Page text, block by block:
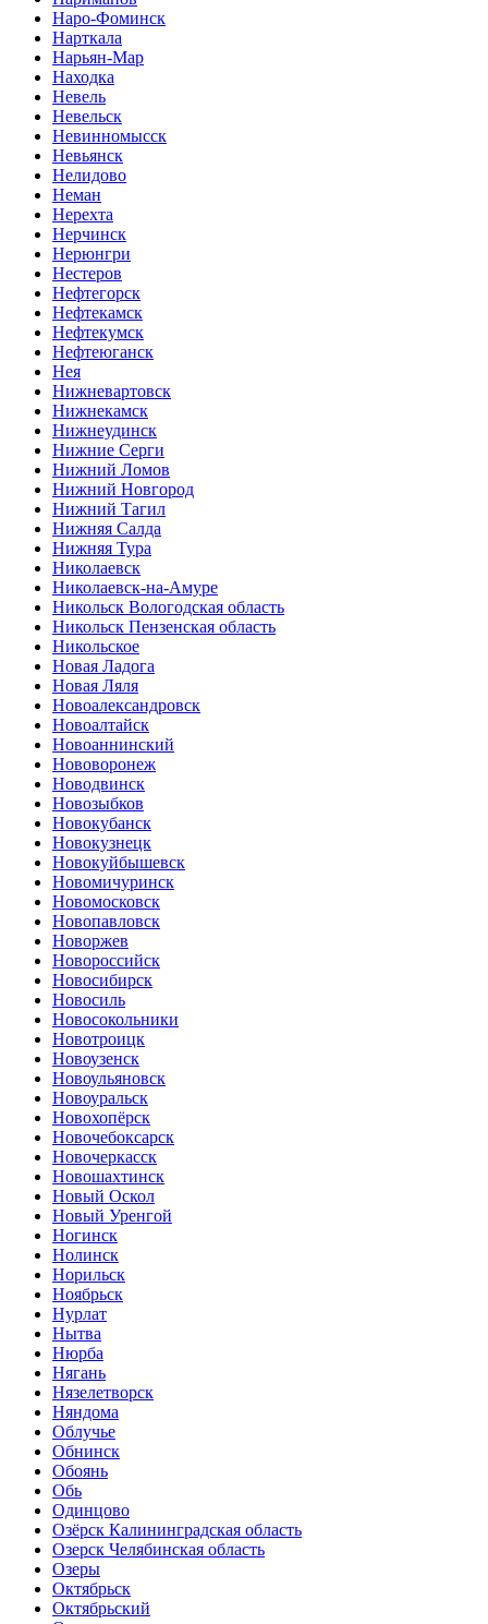
Наро-Фоминск
Нарткала
Нарьян-Мар
Находка
Невель
Невельск
Невинномысск
Невьянск
Нелидово
Неман
Нерехта
Нерчинск
Нерюнгри
Нестеров
Нефтегорск
Нефтекамск
Нефтекумск
Нефтеюганск
Нея
Нижневартовск
Нижнекамск
Нижнеудинск
Нижние Серги
Нижний Ломов
Нижний Новгород
Нижний Тагил
Нижняя Салда
Нижняя Тура
Николаевск
Николаевск-на-Амуре
Никольск Вологодская область
Никольск Пензенская область
Никольское
Новая Ладога
Новая Ляля
Новоалександровск
Новоалтайск
Новоаннинский
Нововоронеж
Новодвинск
Новозыбков
Новокубанск
Новокузнецк
Новокуйбышевск
Новомичуринск
Новомосковск
Новопавловск
Новоржев
Новороссийск
Новосибирск
Новосиль
Новосокольники
Новотроицк
Новоузенск
Новоульяновск
Новоуральск
Новохопёрск
Новочебоксарск
Новочеркасск
Новошахтинск
Новый Оскол
Новый Уренгой
Ногинск
Нолинск
Норильск
Ноябрьск
Нурлат
Нытва
Нюрба
Нягань
Нязелетворск
Няндома
Облучье
Обнинск
Обоянь
Обь
Одинцово
Озёрск Калининградская область
Озерск Челябинская область
Озеры
Октябрьск
Октябрьский